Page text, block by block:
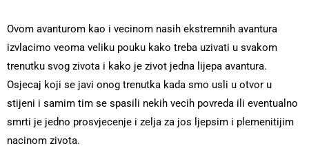
Ovom avanturom kao i vecinom nasih ekstremnih avantura
izvlacimo veoma veliku pouku kako treba uzivati u svakom
trenutku svog zivota i kako je zivot jedna lijepa avantura.
Osjecaj koji se javi onog trenutka kada smo usli u otvor u
stijeni i samim tim se spasili nekih vecih povreda ili eventualno
smrti je jedno prosvjecenje i zelja za jos ljepsim i plemenitijim
nacinom zivota.